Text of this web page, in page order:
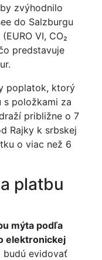
zvýhodnilo
do Salzburgu
VI, CO₂
predstavuje
poplatok, ktorý
položkami za
približne o 7
Rajky k srbskej
o viac než 6
platbu
mýta podľa
elektronickej
budú evidovať